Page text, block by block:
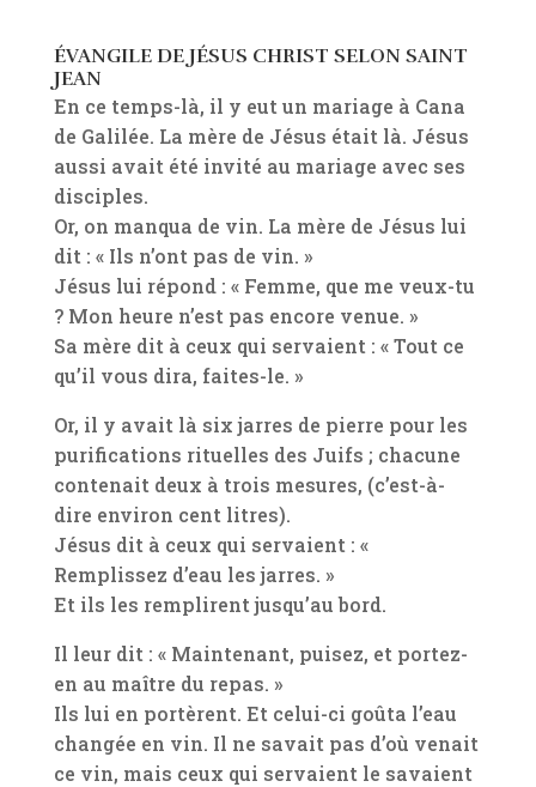
ÉVANGILE DE JÉSUS CHRIST SELON SAINT
JEAN
En ce temps-là, il y eut un mariage à Cana
de Galilée. La mère de Jésus était là. Jésus
aussi avait été invité au mariage avec ses
disciples.
Or, on manqua de vin. La mère de Jésus lui
dit : « Ils n’ont pas de vin. »
Jésus lui répond : « Femme, que me veux-tu
? Mon heure n’est pas encore venue. »
Sa mère dit à ceux qui servaient : « Tout ce
qu’il vous dira, faites-le. »
Or, il y avait là six jarres de pierre pour les
purifications rituelles des Juifs ; chacune
contenait deux à trois mesures, (c’est-à-
dire environ cent litres).
Jésus dit à ceux qui servaient : «
Remplissez d’eau les jarres. »
Et ils les remplirent jusqu’au bord.
Il leur dit : « Maintenant, puisez, et portez-
en au maître du repas. »
Ils lui en portèrent. Et celui-ci goûta l’eau
changée en vin. Il ne savait pas d’où venait
ce vin, mais ceux qui servaient le savaient